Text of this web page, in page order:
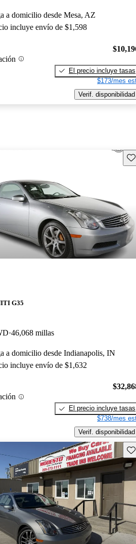
a domicilio desde Mesa, AZ
incluye envío de $1,598
El precio incluye tasas
$173/mes
Verif. disponibilidad
G35
46,068 millas
a domicilio desde Indianapolis, IN
incluye envío de $1,632
El precio incluye tasas
$738/mes
Verif. disponibilidad